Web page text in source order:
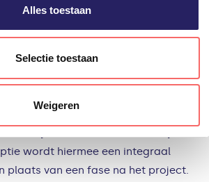
Alles toestaan
Selectie toestaan
Weigeren
borgen
borgen en dat is logisch. Adoptie is
wordt hiermee een integraal
plaats van een fase na het project.